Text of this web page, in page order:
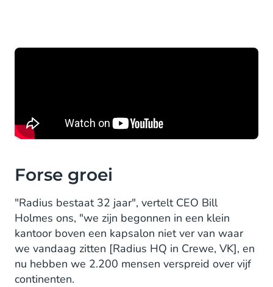
Forse groei
"Radius bestaat 32 jaar", vertelt CEO Bill
Holmes ons, "we zijn begonnen in een klein
kantoor boven een kapsalon niet ver van waar
we vandaag zitten [Radius HQ in Crewe, VK], en
nu hebben we 2.200 mensen verspreid over vijf
continenten.